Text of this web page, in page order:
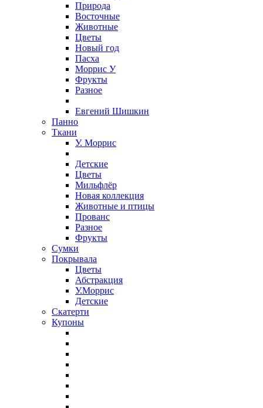
Природа
Восточные
Животные
Цветы
Новый год
Пасха
Моррис У
Фрукты
Разное
Евгений Шишкин
Панно
Ткани
У. Моррис
Детские
Цветы
Мильфлёр
Новая коллекция
Животные и птицы
Прованс
Разное
Фрукты
Сумки
Покрывала
Цветы
Абстракция
У.Моррис
Детские
Скатерти
Купоны